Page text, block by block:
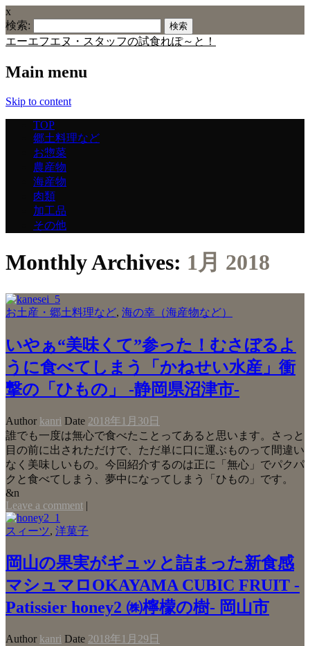
x
検索:
エーエフエヌ・スタッフの試食れぽ～と！
Main menu
Skip to content
TOP
郷土料理など
お惣菜
農産物
海産物
肉類
加工品
その他
Monthly Archives: 1月 2018
お土産・郷土料理など, 海の幸（海産物など）
いやぁ“美味くて”参った！むさぼるよ
うに食べてしまう「かねせい水産」衝
撃の「ひもの」 -静岡県沼津市-
Author kanri Date 2018年1月30日
誰でも一度は無心で食べたことってあると思います。さっと
目の前に出されただけで、ただ単に口に運ぶものって間違い
なく美味しいもの。今回紹介するのは正に「無心」でパクパ
クと食べてしまう、夢中になってしまう「ひもの」です。
&n
Leave a comment |
スィーツ, 洋菓子
岡山の果実がギュッと詰まった新食感
マシュマロOKAYAMA CUBIC FRUIT -
Patissier honey2 ㈱檸檬の樹- 岡山市
Author kanri Date 2018年1月29日